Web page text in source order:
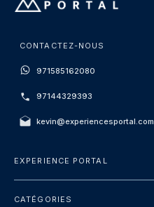
CONTACTEZ-NOUS
971585162080
97144329393
kevin@experiencesportal.com
EXPERIENCE PORTAL
CATÉGORIES